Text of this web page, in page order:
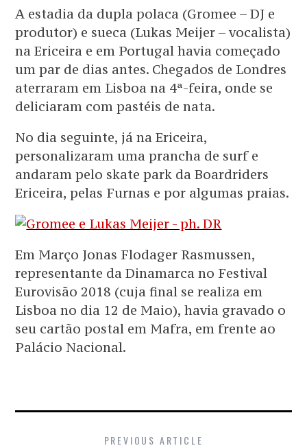
A estadia da dupla polaca (Gromee – DJ e
produtor) e sueca (Lukas Meijer – vocalista)
na Ericeira e em Portugal havia começado
um par de dias antes. Chegados de Londres
aterraram em Lisboa na 4ª-feira, onde se
deliciaram com pastéis de nata.
No dia seguinte, já na Ericeira,
personalizaram uma prancha de surf e
andaram pelo skate park da Boardriders
Ericeira, pelas Furnas e por algumas praias.
Em Março Jonas Flodager Rasmussen,
representante da Dinamarca no Festival
Eurovisão 2018 (cuja final se realiza em
Lisboa no dia 12 de Maio), havia gravado o
seu cartão postal em Mafra, em frente ao
Palácio Nacional.
PREVIOUS ARTICLE